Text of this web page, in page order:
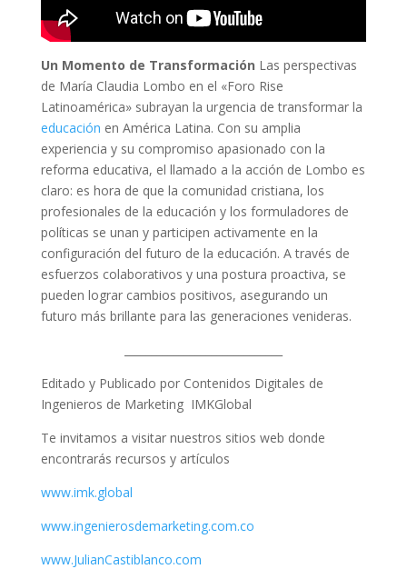
Un Momento de Transformación Las perspectivas
de María Claudia Lombo en el «Foro Rise
Latinoamérica» subrayan la urgencia de transformar la
educación en América Latina. Con su amplia
experiencia y su compromiso apasionado con la
reforma educativa, el llamado a la acción de Lombo es
claro: es hora de que la comunidad cristiana, los
profesionales de la educación y los formuladores de
políticas se unan y participen activamente en la
configuración del futuro de la educación. A través de
esfuerzos colaborativos y una postura proactiva, se
pueden lograr cambios positivos, asegurando un
futuro más brillante para las generaciones venideras.
Editado y Publicado por Contenidos Digitales de
Ingenieros de Marketing IMKGlobal
Te invitamos a visitar nuestros sitios web donde
encontrarás recursos y artículos
www.imk.global
www.ingenierosdemarketing.com.co
www.JulianCastiblanco.com